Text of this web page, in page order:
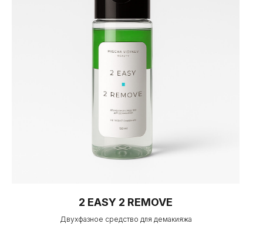
2 EASY 2 REMOVE
Двухфазное средство для демакияжа